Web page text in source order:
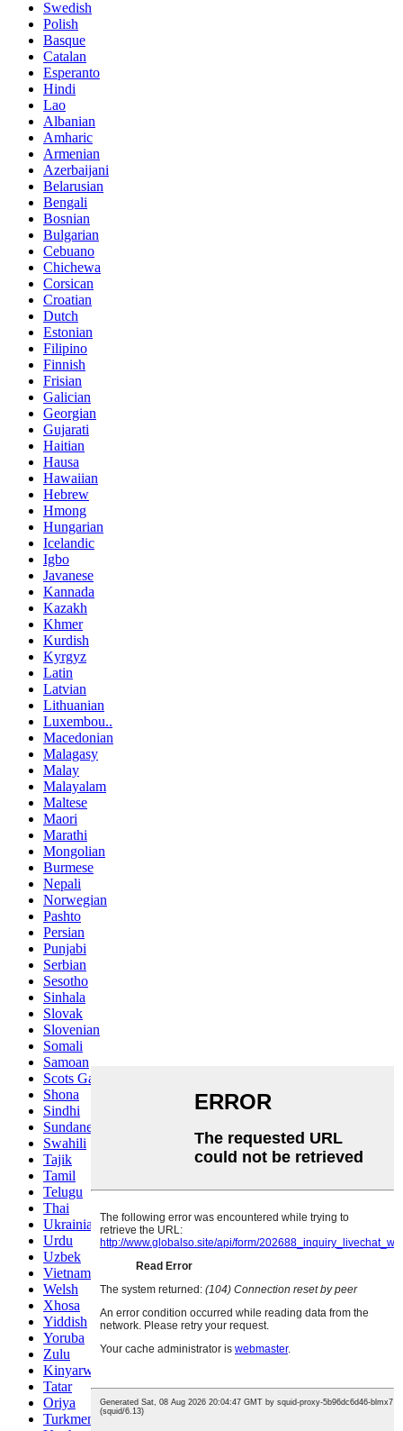
Swedish
Polish
Basque
Catalan
Esperanto
Hindi
Lao
Albanian
Amharic
Armenian
Azerbaijani
Belarusian
Bengali
Bosnian
Bulgarian
Cebuano
Chichewa
Corsican
Croatian
Dutch
Estonian
Filipino
Finnish
Frisian
Galician
Georgian
Gujarati
Haitian
Hausa
Hawaiian
Hebrew
Hmong
Hungarian
Icelandic
Igbo
Javanese
Kannada
Kazakh
Khmer
Kurdish
Kyrgyz
Latin
Latvian
Lithuanian
Luxembou..
Macedonian
Malagasy
Malay
Malayalam
Maltese
Maori
Marathi
Mongolian
Burmese
Nepali
Norwegian
Pashto
Persian
Punjabi
Serbian
Sesotho
Sinhala
Slovak
Slovenian
Somali
Samoan
Scots Gaelic
Shona
Sindhi
Sundanese
Swahili
Tajik
Tamil
Telugu
Thai
Ukrainian
Urdu
Uzbek
Vietnamese
Welsh
Xhosa
Yiddish
Yoruba
Zulu
Kinyarwanda
Tatar
Oriya
Turkmen